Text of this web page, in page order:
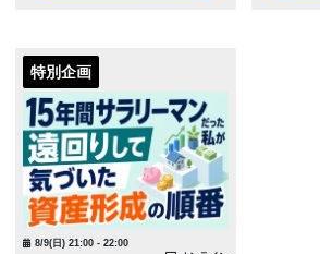
特別企画
8/9(日) 21:00 - 22:00